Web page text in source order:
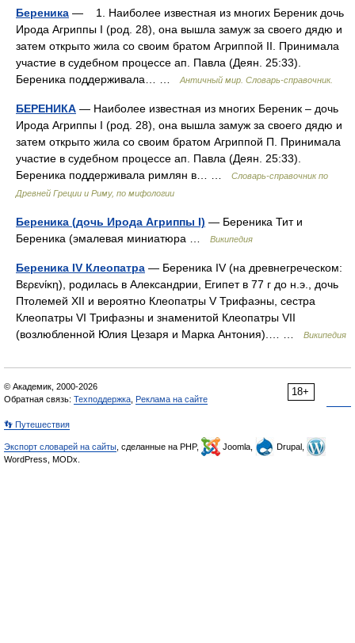
Береника — 1. Наиболее известная из многих Береник дочь
Ирода Агриппы I (род. 28), она вышла замуж за своего дядю и
затем открыто жила со своим братом Агриппой II. Принимала
участие в судебном процессе ап. Павла (Деян. 25:33).
Береника поддерживала… …
Античный мир. Словарь-справочник.
БЕРЕНИКА — Наиболее известная из многих Береник – дочь
Ирода Агриппы I (род. 28), она вышла замуж за своего дядю и
затем открыто жила со своим братом Агриппой П. Принимала
участие в судебном процессе ап. Павла (Деян. 25:33).
Береника поддерживала римлян в… …
Cловарь-справочник по
Древней Греции и Риму, по мифологии
Береника (дочь Ирода Агриппы I) — Береника Тит и
Береника (эмалевая миниатюра …
Википедия
Береника IV Клеопатра — Береника IV (на древнегреческом:
Βερενίκη), родилась в Александрии, Египет в 77 г до н.э., дочь
Птолемей XII и вероятно Клеопатры V Трифаэны, сестра
Клеопатры VI Трифаэны и знаменитой Клеопатры VII
(возлюбленной Юлия Цезаря и Марка Антония).… …
Википедия
18+
© Академик, 2000-2026
Обратная связь: Техподдержка Реклама на сайте
👣 Путешествия
Экспорт словарей на сайты , сделанные на PHP, Joomla,
Drupal,
WordPress, MODx.